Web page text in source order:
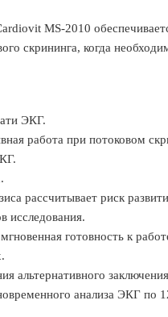
MS-2010
скрининга, когда
ЭКГ.
работа при потоковом
рассчитывает риск
исследования.
готовность к
альтернативного
анализа ЭКГ по